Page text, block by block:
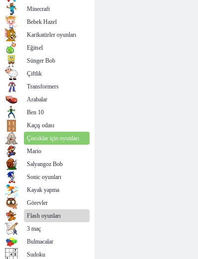
Minecraft
Bebek Hazel
Karikatürler oyunları
Eğitsel
Sünger Bob
Çiftlik
Transformers
Arabalar
Ben 10
Kaçış odası
Çocuklar için oyunları
Mario
Salyangoz Bob
Sonic oyunları
Kayak yapma
Görevler
Flash oyunları
3 maç
Bulmacalar
Sudoku